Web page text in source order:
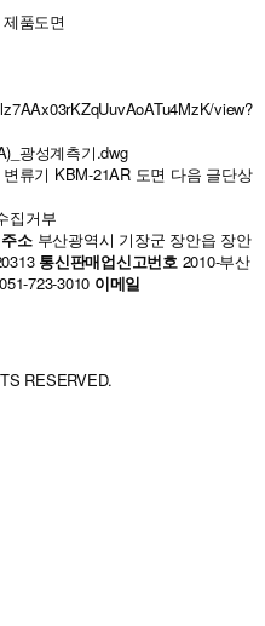
제품도면
view?
광성계측기.dwg
류기 KBM-21AR 도면 다음 글단상
집거부
주소부산광역시 기장군 장안읍 장안
통신판매업신고번호2010-부산
723-3010 이메일
RESERVED.